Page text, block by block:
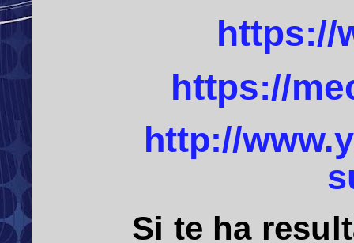
https://
https://
http://
Si te ha